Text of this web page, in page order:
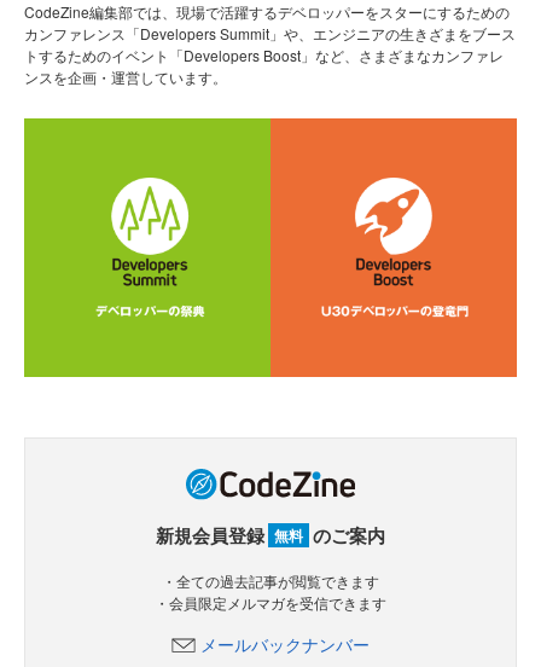
CodeZine編集部では、現場で活躍するデベロッパーをスターにするための
カンファレンス「Developers Summit」や、エンジニアの生きざまをブース
トするためのイベント「Developers Boost」など、さまざまなカンファレ
ンスを企画・運営しています。
新規会員登録 無料 のご案内
・全ての過去記事が閲覧できます
・会員限定メルマガを受信できます
メールバックナンバー